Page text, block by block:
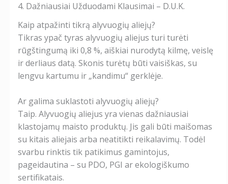
4. Dažniausiai Užduodami Klausimai – D.U.K.
Kaip atpažinti tikrą alyvuogių aliejų?
Tikras ypač tyras alyvuogių aliejus turi turėti
rūgštingumą iki 0,8 %, aiškiai nurodytą kilmę, veislę
ir derliaus datą. Skonis turėtų būti vaisiškas, su
lengvu kartumu ir „kandimu“ gerklėje.
Ar galima suklastoti alyvuogių aliejų?
Taip. Alyvuogių aliejus yra vienas dažniausiai
klastojamų maisto produktų. Jis gali būti maišomas
su kitais aliejais arba neatitikti reikalavimų. Todėl
svarbu rinktis tik patikimus gamintojus,
pageidautina – su PDO, PGI ar ekologiškumo
sertifikatais.